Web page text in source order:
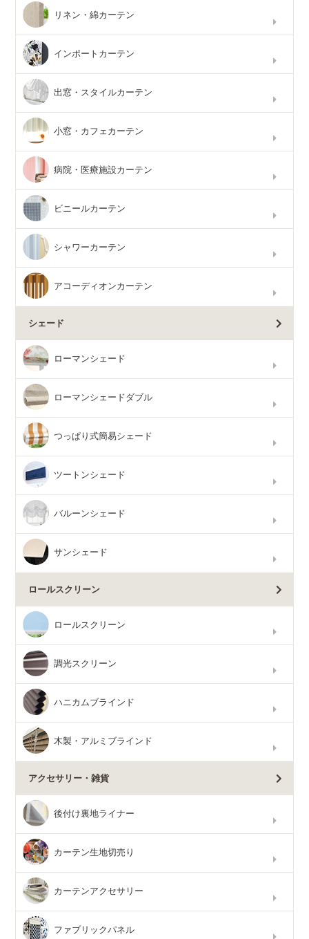
リネン・綿カーテン
インポートカーテン
出窓・スタイルカーテン
小窓・カフェカーテン
病院・医療施設カーテン
ビニールカーテン
シャワーカーテン
アコーディオンカーテン
シェード
ローマンシェード
ローマンシェードダブル
つっぱり式簡易シェード
ツートンシェード
バルーンシェード
サンシェード
ロールスクリーン
ロールスクリーン
調光スクリーン
ハニカムブラインド
木製・アルミブラインド
アクセサリー・雑貨
後付け裏地ライナー
カーテン生地切売り
カーテンアクセサリー
ファブリックパネル